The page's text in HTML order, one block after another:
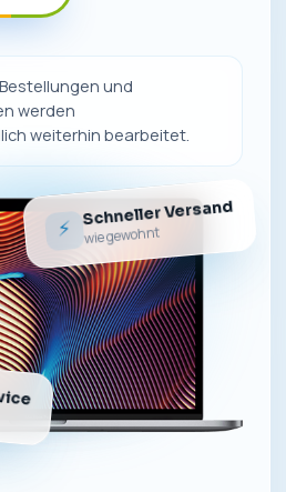
und
werden
weiterhin bearbeitet.
⚡ Schneller Versand
wie gewohnt